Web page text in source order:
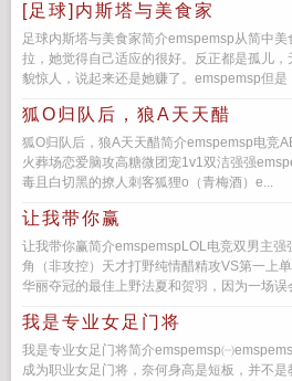
[足球]内斯塔与美食家
足球内斯塔与美食家简介emspemsp从简中
拉，她觉得自己适应的很好。反正都是孤儿
貌惊人，说起来还是她赚了。emspemsp但
狐O归队后，狼A天天醋
狐O归队后，狼A天天醋简介emspemsp电竞
火葬场恋爱脑攻高糖微团宠1v1双洁强强
毒且白切黑的撩人刺客狐狸o（青梅酒）e...
让我带你赢
让我带你赢简介emspemspLOL电竞双男主
角（非攻控）天才打野纯情醋精攻VS第一上
华丽夺冠的最佳上野法夏和贺羽，因为一场误
我是专业女足门将
我是专业女足门将简介emspemsp㈠
成为职业女足门将，奈何身高是短板，并不